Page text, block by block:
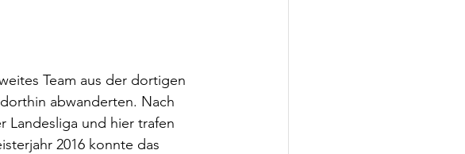
Team aus der dortigen
abwanderten. Nach
Landesliga und hier trafen
2016 konnte das